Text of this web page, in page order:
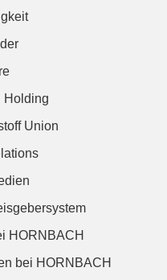
Holding
Union
HORNBACH
bei HORNBACH